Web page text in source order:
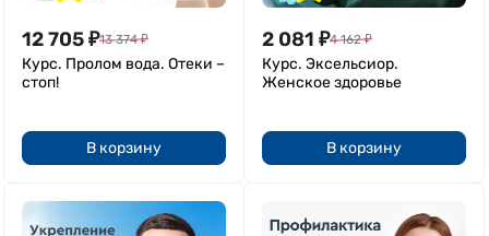
12 705₽13 374 ₽
Курс. Пролом вода. Отеки –
стоп!
В корзину
2 081 ₽4 162 ₽
Курс. Эксельсиор.
Женское здоровье
В корзину